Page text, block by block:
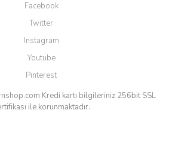
Facebook
Twitter
Instagram
Youtube
Pinterest
Kredi kartı bilgileriniz 256bit SSL
ile korunmaktadır.